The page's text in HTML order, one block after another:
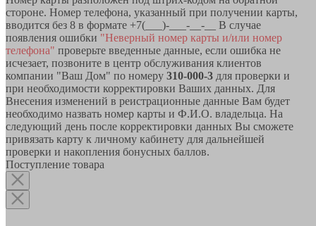
стороне. Номер телефона, указанный при получении карты,
вводится без 8 в формате +7(___)-___-__-__ В случае
появления ошибки "Неверный номер карты и/или номер
телефона" проверьте введенные данные, если ошибка не
исчезает, позвоните в центр обслуживания клиентов
компании "Ваш Дом" по номеру 310-000-3 для проверки и
при необходимости корректировки Ваших данных. Для
Внесения изменений в реистрационные данные Вам будет
необходимо назвать номер карты и Ф.И.О. владельца. На
следующий день после корректировки данных Вы сможете
привязать карту к личному кабинету для дальнейшей
проверки и накопления бонусных баллов.
Поступление товара